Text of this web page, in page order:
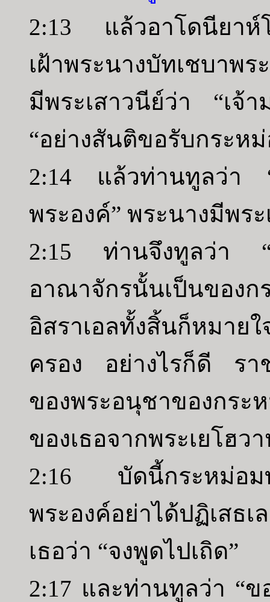
2:13 แล้วอาโดนียาห์โ
เฝ้าพระนางบัทเชบาพ
มีพระเสาวนีย์ว่า “เจ้
“อย่างสันติขอรับกระห
2:14 แล้วท่านทูลว่า “
พระองค์” พระนางมีพร
2:15 ท่านจึงทูลว่า “
อาณาจักรนั้นเป็นขอ
อิสราเอลทั้งสิ้นก็หมา
ครอง อย่างไรก็ดี รา
ของพระอนุชาของกร
ของเธอจากพระเยโฮว
2:16 บัดนี้กระหม่อม
พระองค์อย่าได้ปฏิเสธ
เธอว่า “จงพูดไปเถิด”
2:17 และท่านทูลว่า “